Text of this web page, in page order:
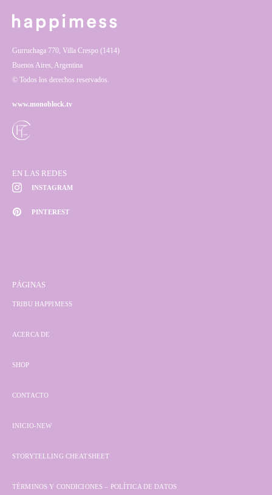
Gurruchaga 770, Villa Crespo (1414)
Buenos Aires, Argentina
© Todos los derechos reservados.
www.monoblock.tv
EN LAS REDES
INSTAGRAM
PINTEREST
PÁGINAS
TRIBU HAPPIMESS
ACERCA DE
SHOP
CONTACTO
INICIO-NEW
STORYTELLING CHEATSHEET
TÉRMINOS Y CONDICIONES – POLÍTICA DE DATOS